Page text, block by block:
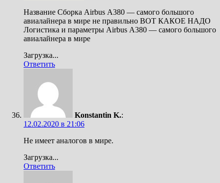
Название Сборка Airbus А380 — самого большого
авиалайнера в мире не правильно ВОТ КАКОЕ НАДО
Логистика и параметры Airbus А380 — самого большого
авиалайнера в мире
Загрузка...
Ответить
Konstantin K.:
12.02.2020 в 21:06
Не имеет аналогов в мире.
Загрузка...
Ответить